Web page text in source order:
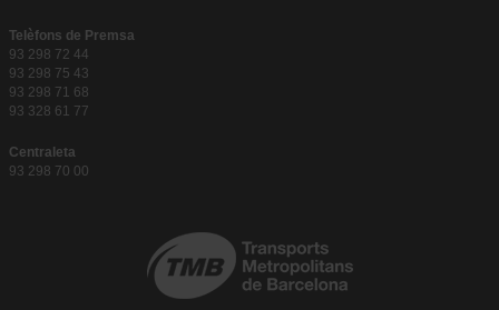
Telèfons de Premsa
93 298 72 44
93 298 75 43
93 298 71 68
93 328 61 77
Centraleta
93 298 70 00